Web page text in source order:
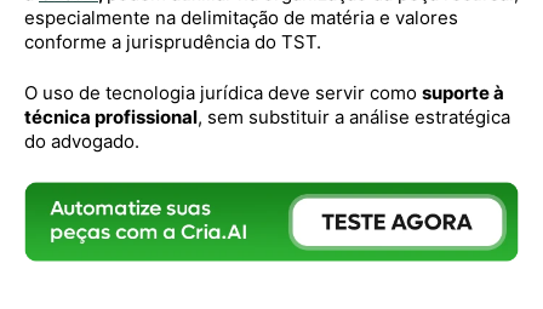
especialmente na delimitação de matéria e valores
conforme a jurisprudência do TST.
O uso de tecnologia jurídica deve servir como suporte à
técnica profissional, sem substituir a análise estratégica
do advogado.